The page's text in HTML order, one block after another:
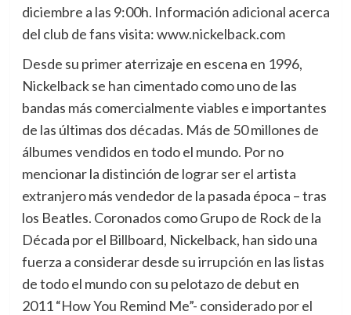
diciembre a las 9:00h. Información adicional acerca
del club de fans visita: www.nickelback.com
Desde su primer aterrizaje en escena en 1996,
Nickelback se han cimentado como uno de las
bandas más comercialmente viables e importantes
de las últimas dos décadas. Más de 50 millones de
álbumes vendidos en todo el mundo. Por no
mencionar la distinción de lograr ser el artista
extranjero más vendedor de la pasada época – tras
los Beatles. Coronados como Grupo de Rock de la
Década por el Billboard, Nickelback, han sido una
fuerza a considerar desde su irrupción en las listas
de todo el mundo con su pelotazo de debut en
2011 “How You Remind Me”- considerado por el